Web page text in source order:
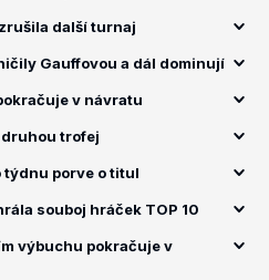
další turnaj
Gauffovou a dál dominují
v návratu
druhou trofej
týdnu porve o titul
souboj hráček TOP 10
výbuchu pokračuje v